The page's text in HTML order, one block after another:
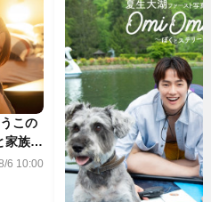
この
家族の
6 10:00